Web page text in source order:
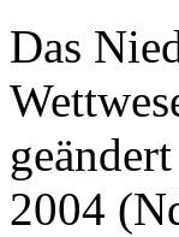
Das
2004